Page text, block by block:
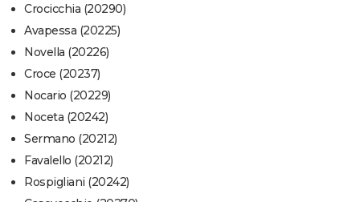
Crocicchia (20290)
Avapessa (20225)
Novella (20226)
Croce (20237)
Nocario (20229)
Noceta (20242)
Sermano (20212)
Favalello (20212)
Rospigliani (20242)